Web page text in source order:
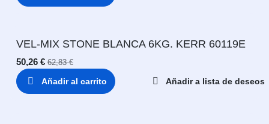
VEL-MIX STONE BLANCA 6KG. KERR 60119E
50,26 € 62,83€
Añadir al carrito Añadir a lista de deseos